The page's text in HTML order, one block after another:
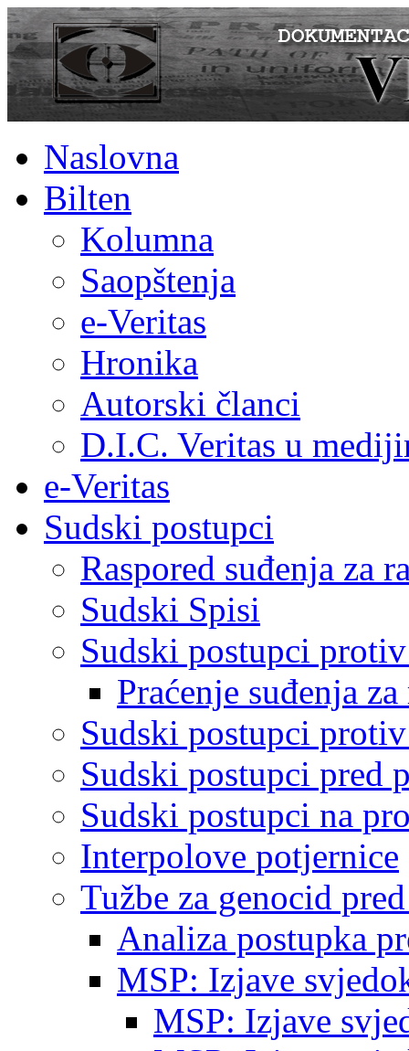
Naslovna
Bilten
Kolumna
Saopštenja
e-Veritas
Hronika
Autorski članci
D.I.C. Veritas u
e-Veritas
Sudski postupci
Raspored suđenja za
Sudski Spisi
Sudski postupci
Praćenje suđenja
Sudski postupci
Sudski postupci pred
Sudski postupci na
Interpolove potjernice
Tužbe za genocid
Analiza postupka
MSP: Izjave
MSP: Izjave